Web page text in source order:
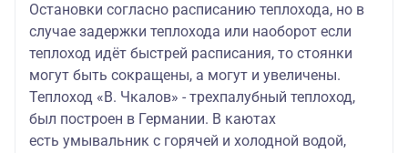
Остановки согласно расписанию теплохода, но в
случае задержки теплохода или наоборот если
теплоход идёт быстрей расписания, то стоянки
могут быть сокращены, а могут и увеличены.
Теплоход «В. Чкалов» - трехпалубный теплоход,
был построен в Германии. В каютах
есть умывальник с горячей и холодной водой,